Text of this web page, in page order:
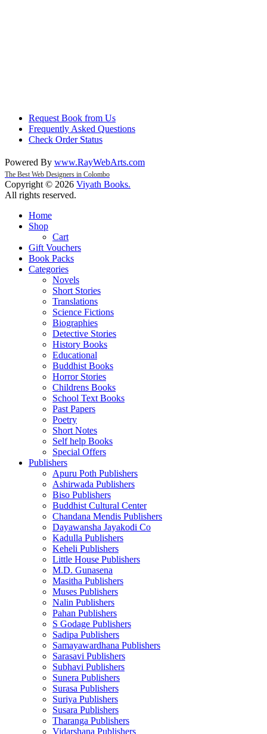
Request Book from Us
Frequently Asked Questions
Check Order Status
Powered By www.RayWebArts.com
The Best Web Designers in Colombo
Copyright © 2026 Viyath Books.
All rights reserved.
Home
Shop
Cart
Gift Vouchers
Book Packs
Categories
Novels
Short Stories
Translations
Science Fictions
Biographies
Detective Stories
History Books
Educational
Buddhist Books
Horror Stories
Childrens Books
School Text Books
Past Papers
Poetry
Short Notes
Self help Books
Special Offers
Publishers
Apuru Poth Publishers
Ashirwada Publishers
Biso Publishers
Buddhist Cultural Center
Chandana Mendis Publishers
Dayawansha Jayakodi Co
Kadulla Publishers
Keheli Publishers
Little House Publishers
M.D. Gunasena
Masitha Publishers
Muses Publishers
Nalin Publishers
Pahan Publishers
S Godage Publishers
Sadipa Publishers
Samayawardhana Publishers
Sarasavi Publishers
Subhavi Publishers
Sunera Publishers
Surasa Publishers
Suriya Publishers
Susara Publishers
Tharanga Publishers
Vidarshana Publishers